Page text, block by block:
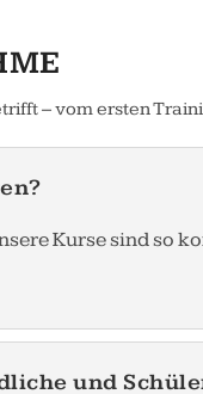
– vom ersten
Kurse sind so
und